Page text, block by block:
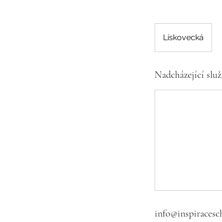
Lískovecká
Nadcházející